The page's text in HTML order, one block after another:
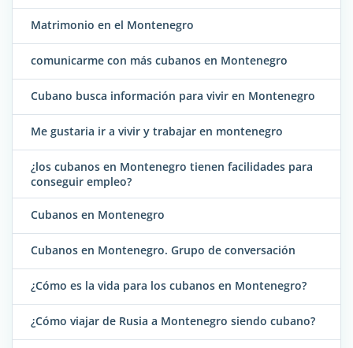
Matrimonio en el Montenegro
comunicarme con más cubanos en Montenegro
Cubano busca información para vivir en Montenegro
Me gustaria ir a vivir y trabajar en montenegro
¿los cubanos en Montenegro tienen facilidades para
conseguir empleo?
Cubanos en Montenegro
Cubanos en Montenegro. Grupo de conversación
¿Cómo es la vida para los cubanos en Montenegro?
¿Cómo viajar de Rusia a Montenegro siendo cubano?